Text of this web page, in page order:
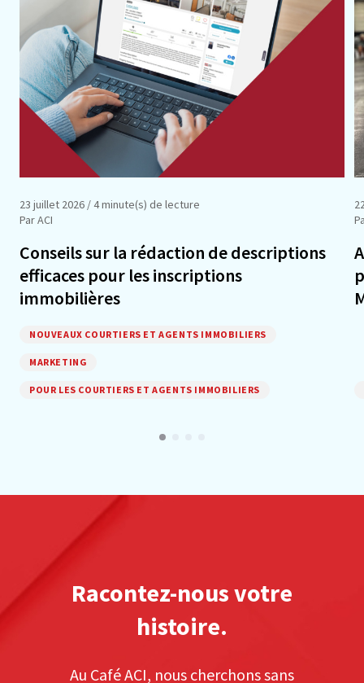
23 juillet 2026 / 4 minute(s) de lecture
Par ACI
Conseils sur la rédaction de descriptions
efficaces pour les inscriptions
immobilières
NOUVEAUX COURTIERS ET AGENTS IMMOBILIERS
MARKETING
POUR LES COURTIERS ET AGENTS IMMOBILIERS
Racontez-nous votre
histoire.
Au Café ACI, nous cherchons sans